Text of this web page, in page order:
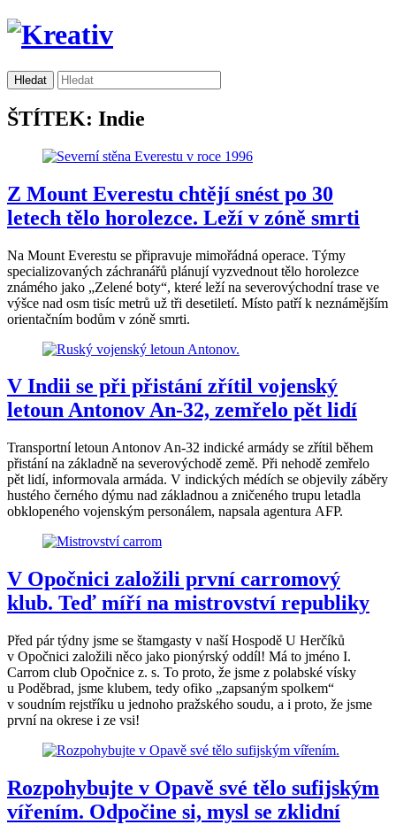
ŠTÍTEK: Indie
Z Mount Everestu chtějí snést po 30
letech tělo horolezce. Leží v zóně smrti
Na Mount Everestu se připravuje mimořádná operace. Týmy
specializovaných záchranářů plánují vyzvednout tělo horolezce
známého jako „Zelené boty“, které leží na severovýchodní trase ve
výšce nad osm tisíc metrů už tři desetiletí. Místo patří k neznámějším
orientačním bodům v zóně smrti.
V Indii se při přistání zřítil vojenský
letoun Antonov An-32, zemřelo pět lidí
Transportní letoun Antonov An-32 indické armády se zřítil během
přistání na základně na severovýchodě země. Při nehodě zemřelo
pět lidí, informovala armáda. V indických médích se objevily záběry
hustého černého dýmu nad základnou a zničeného trupu letadla
obklopeného vojenským personálem, napsala agentura AFP.
V Opočnici založili první carromový
klub. Teď míří na mistrovství republiky
Před pár týdny jsme se štamgasty v naší Hospodě U Herčíků
v Opočnici založili něco jako pionýrský oddíl! Má to jméno I.
Carrom club Opočnice z. s. To proto, že jsme z polabské vísky
u Poděbrad, jsme klubem, tedy ofiko „zapsaným spolkem“
v soudním rejstříku u jednoho pražského soudu, a i proto, že jsme
první na okrese i ze vsi!
Rozpohybujte v Opavě své tělo sufijským
vířením. Odpočine si, mysl se zklidní